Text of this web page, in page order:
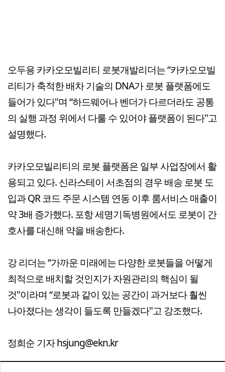
오두용 카카오모빌리티 로봇개발리더는 “카카오모빌
리티가 축적한 배차 기술의 DNA가 로봇 플랫폼에도
들어가 있다"며 “하드웨어나 벤더가 다르더라도 공통
의 실행 과정 위에서 다룰 수 있어야 플랫폼이 된다"고
설명했다.
카카오모빌리티의 로봇 플랫폼은 일부 사업장에서 활
용되고 있다. 신라스테이 서초점의 경우 배송 로봇 도
입과 QR 코드 주문 시스템 연동 이후 룸서비스 매출이
약 3배 증가했다. 포항 세명기독병원에서도 로봇이 간
호사를 대신해 약을 배송한다.
강 리더는 “가까운 미래에는 다양한 로봇들을 어떻게
최적으로 배치할 것인지가 자원관리의 핵심이 될
것"이라며 “로봇과 같이 있는 공간이 과거보다 훨씬
나아졌다는 생각이 들도록 만들겠다"고 강조했다.
정희순 기자 hsjung@ekn.kr